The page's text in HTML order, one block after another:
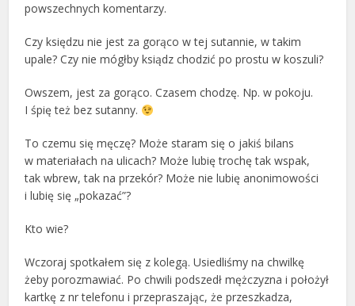
powszechnych komentarzy.
Czy księdzu nie jest za gorąco w tej sutannie, w takim
upale? Czy nie mógłby ksiądz chodzić po prostu w koszuli?
Owszem, jest za gorąco. Czasem chodzę. Np. w pokoju.
I śpię też bez sutanny.
To czemu się męczę? Może staram się o jakiś bilans
w materiałach na ulicach? Może lubię trochę tak wspak,
tak wbrew, tak na przekór? Może nie lubię anonimowości
i lubię się „pokazać”?
Kto wie?
Wczoraj spotkałem się z kolegą. Usiedliśmy na chwilkę
żeby porozmawiać. Po chwili podszedł mężczyzna i położył
kartkę z nr telefonu i przepraszając, że przeszkadza,